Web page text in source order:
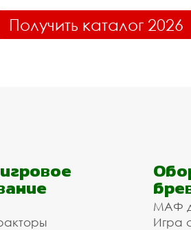
Получить каталог 2026
МАФ
Игра